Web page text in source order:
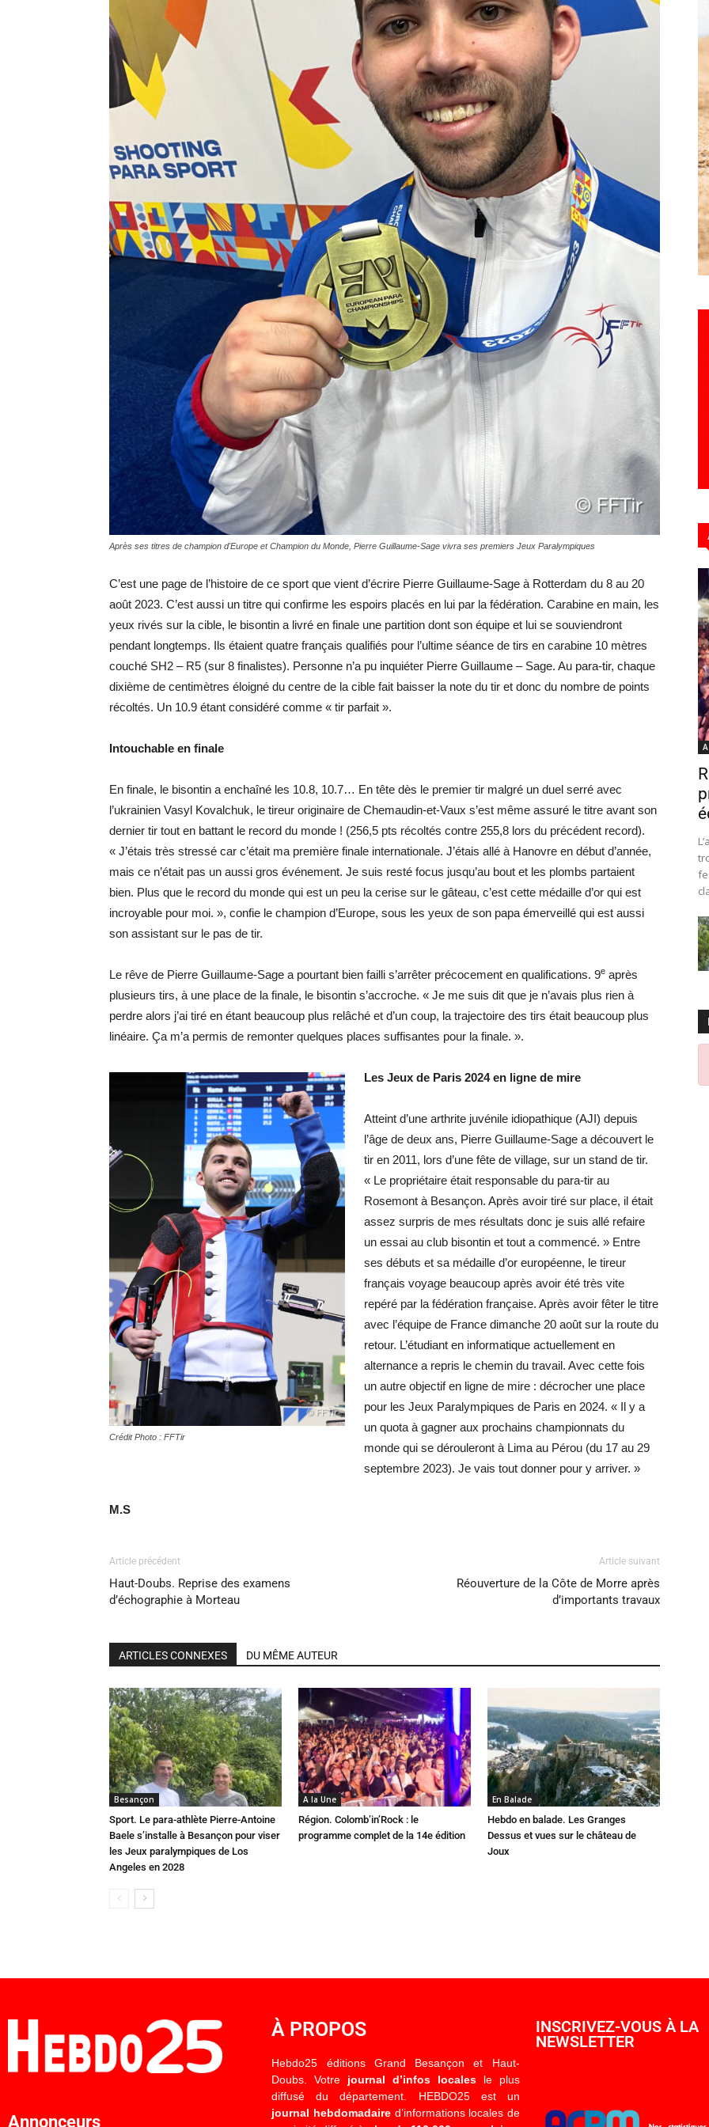
Hebdo25
Après ses titres de champion d'Europe et Champion du Monde, Pierre Guillaume-Sage vivra ses premiers Jeux Paralympiques
C’est une page de l’histoire de ce sport que vient d’écrire Pierre Guillaume-Sage à Rotterdam du 8 au 20
août 2023. C’est aussi un titre qui confirme les espoirs placés en lui par la fédération. Carabine en main, les
yeux rivés sur la cible, le bisontin a livré en finale une partition dont son équipe et lui se souviendront
pendant longtemps. Ils étaient quatre français qualifiés pour l’ultime séance de tirs en carabine 10 mètres
couché SH2 – R5 (sur 8 finalistes). Personne n’a pu inquiéter Pierre Guillaume – Sage. Au para-tir, chaque
dixième de centimètres éloigné du centre de la cible fait baisser la note du tir et donc du nombre de points
récoltés. Un 10.9 étant considéré comme « tir parfait ».
Intouchable en finale
En finale, le bisontin a enchaîné les 10.8, 10.7… En tête dès le premier tir malgré un duel serré avec
l’ukrainien Vasyl Kovalchuk, le tireur originaire de Chemaudin-et-Vaux s’est même assuré le titre avant son
dernier tir tout en battant le record du monde ! (256,5 pts récoltés contre 255,8 lors du précédent record).
« J’étais très stressé car c’était ma première finale internationale. J’étais allé à Hanovre en début d’année,
mais ce n’était pas un aussi gros événement. Je suis resté focus jusqu’au bout et les plombs partaient
bien. Plus que le record du monde qui est un peu la cerise sur le gâteau, c’est cette médaille d’or qui est
incroyable pour moi. », confie le champion d’Europe, sous les yeux de son papa émerveillé qui est aussi
son assistant sur le pas de tir.
Le rêve de Pierre Guillaume-Sage a pourtant bien failli s’arrêter précocement en qualifications. 9e après
plusieurs tirs, à une place de la finale, le bisontin s’accroche. « Je me suis dit que je n’avais plus rien à
perdre alors j’ai tiré en étant beaucoup plus relâché et d’un coup, la trajectoire des tirs était beaucoup plus
linéaire. Ça m’a permis de remonter quelques places suffisantes pour la finale. ».
Crédit Photo : FFTir
Les Jeux de Paris 2024 en ligne de mire
Atteint d’une arthrite juvénile idiopathique (AJI) depuis
l’âge de deux ans, Pierre Guillaume-Sage a découvert le
tir en 2011, lors d’une fête de village, sur un stand de tir.
« Le propriétaire était responsable du para-tir au
Rosemont à Besançon. Après avoir tiré sur place, il était
assez surpris de mes résultats donc je suis allé refaire
un essai au club bisontin et tout a commencé. » Entre
ses débuts et sa médaille d’or européenne, le tireur
français voyage beaucoup après avoir été très vite
repéré par la fédération française. Après avoir fêter le titre
avec l’équipe de France dimanche 20 août sur la route du
retour. L’étudiant en informatique actuellement en
alternance a repris le chemin du travail. Avec cette fois
un autre objectif en ligne de mire : décrocher une place
pour les Jeux Paralympiques de Paris en 2024. « Il y a
un quota à gagner aux prochains championnats du
monde qui se dérouleront à Lima au Pérou (du 17 au 29
septembre 2023). Je vais tout donner pour y arriver. »
M.S
Article précédent
Haut-Doubs. Reprise des examens
d’échographie à Morteau
Article suivant
Réouverture de la Côte de Morre après
d’importants travaux
ARTICLES CONNEXES DU MÊME AUTEUR
Besançon
Sport. Le para-athlète Pierre-Antoine
Baele s’installe à Besançon pour viser
les Jeux paralympiques de Los
Angeles en 2028
A la Une
Région. Colomb’in’Rock : le
programme complet de la 14e édition
En Balade
Hebdo en balade. Les Granges
Dessus et vues sur le château de
Joux
Annonceurs
À PROPOS
Hebdo25 éditions Grand Besançon et Haut-
Doubs. Votre journal d’infos localesle plus
diffusé du département. HEBDO25 est un
journal hebdomadaired’informations locales de
INSCRIVEZ-VOUS À LA
NEWSLETTER